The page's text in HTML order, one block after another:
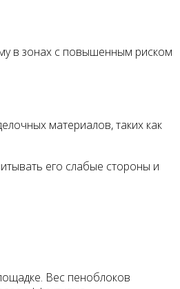
в зонах с повышенным риском
материалов, таких как
его слабые стороны и
Вес пеноблоков